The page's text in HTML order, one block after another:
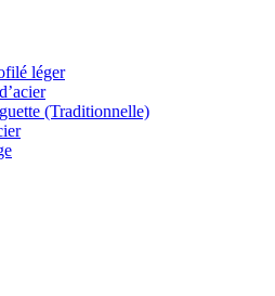
léger
(Traditionnelle)